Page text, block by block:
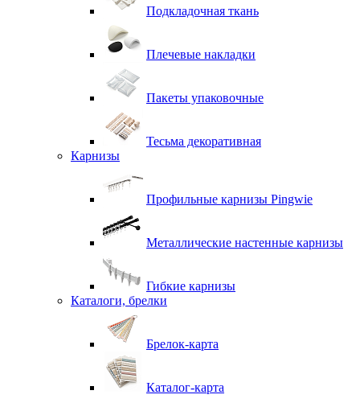
Подкладочная ткань
Плечевые накладки
Пакеты упаковочные
Тесьма декоративная
Карнизы
Профильные карнизы Pingwie
Металлические настенные карнизы
Гибкие карнизы
Каталоги, брелки
Брелок-карта
Каталог-карта